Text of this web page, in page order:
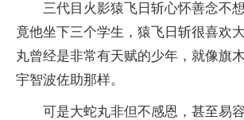
三代目火影猿飞日斩心怀善念不
竟他坐下三个学生，猿飞日斩很喜欢
丸曾经是非常有天赋的少年，就像旗
宇智波佐助那样。
可是大蛇丸非但不感恩，甚至易